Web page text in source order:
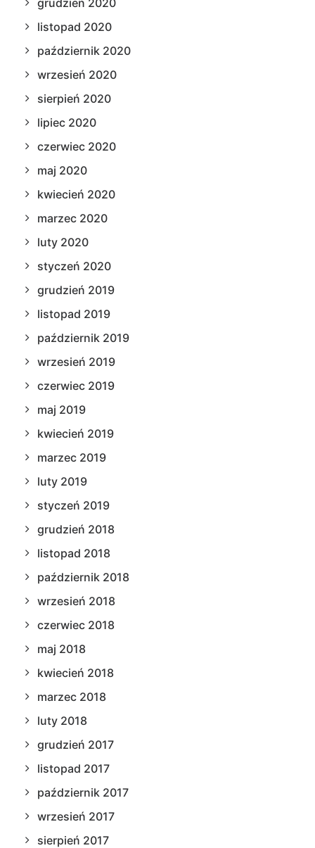
grudzień 2020
listopad 2020
październik 2020
wrzesień 2020
sierpień 2020
lipiec 2020
czerwiec 2020
maj 2020
kwiecień 2020
marzec 2020
luty 2020
styczeń 2020
grudzień 2019
listopad 2019
październik 2019
wrzesień 2019
czerwiec 2019
maj 2019
kwiecień 2019
marzec 2019
luty 2019
styczeń 2019
grudzień 2018
listopad 2018
październik 2018
wrzesień 2018
czerwiec 2018
maj 2018
kwiecień 2018
marzec 2018
luty 2018
grudzień 2017
listopad 2017
październik 2017
wrzesień 2017
sierpień 2017